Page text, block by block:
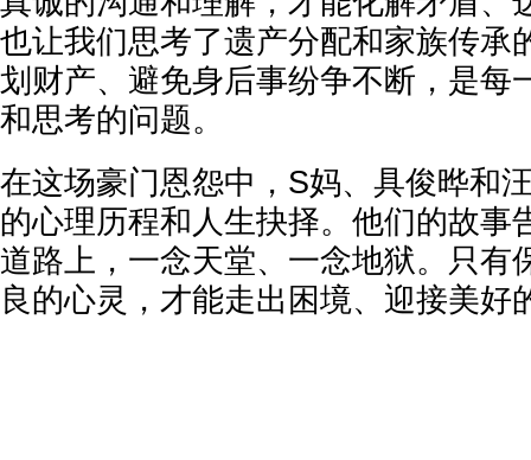
也让我们思考了遗产分配和家族传承
划财产、避免身后事纷争不断，是每
和思考的问题。
在这场豪门恩怨中，S妈、具俊晔和
的心理历程和人生抉择。他们的故事
道路上，一念天堂、一念地狱。只有
良的心灵，才能走出困境、迎接美好